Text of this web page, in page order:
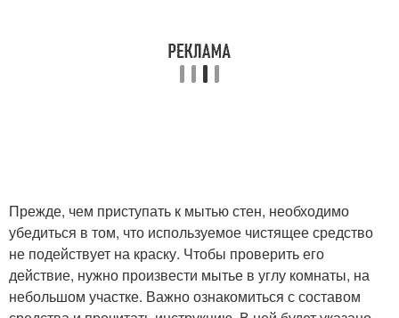
Прежде, чем приступать к мытью стен, необходимо
убедиться в том, что используемое чистящее средство
не подействует на краску. Чтобы проверить его
действие, нужно произвести мытье в углу комнаты, на
небольшом участке. Важно ознакомиться с составом